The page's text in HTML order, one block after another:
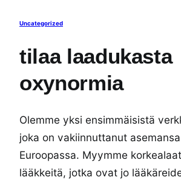
Uncategorized
tilaa laadukasta
oxynormia
Olemme yksi ensimmäisistä
joka on vakiinnuttanut
Euroopassa. Myymme
lääkkeitä, jotka ovat jo